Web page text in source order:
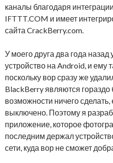
каналы благодаря
IFTTT.COM и имеет
сайта CrackBerry.com.
У моего друга два года
устройство на Android, и ему
поскольку вор сразу же
BlackBerry являются
возможности ничего
выключено. Поэтому я
приложение, которое
последним держал
сети, куда вор не сможет